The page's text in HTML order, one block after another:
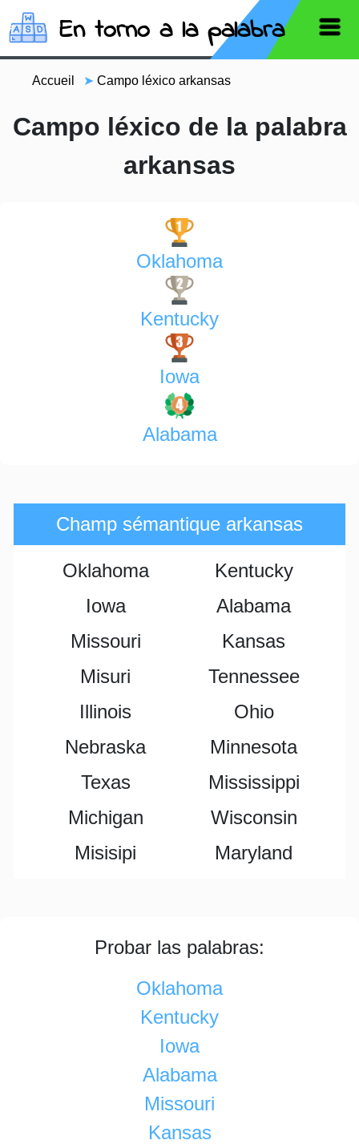
En torno a la palabra
Accueil ➤ Campo léxico arkansas
Campo léxico de la palabra
arkansas
Oklahoma
Kentucky
Iowa
Alabama
Champ sémantique arkansas
Oklahoma
Kentucky
Iowa
Alabama
Missouri
Kansas
Misuri
Tennessee
Illinois
Ohio
Nebraska
Minnesota
Texas
Mississippi
Michigan
Wisconsin
Misisipi
Maryland
Probar las palabras:
Oklahoma
Kentucky
Iowa
Alabama
Missouri
Kansas